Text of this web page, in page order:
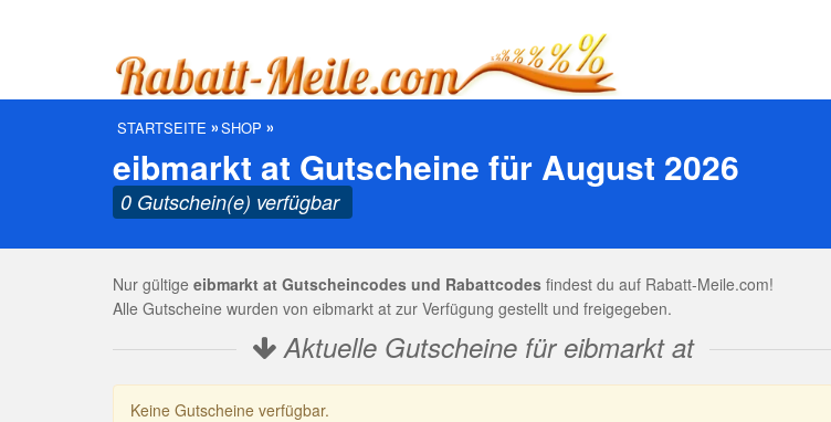
STARTSEITE SHOP
eibmarkt at Gutscheine für August 2026
0 Gutschein(e) verfügbar
Nur gültige eibmarkt at Gutscheincodes und Rabattcodes findest du auf Rabatt-Meile.com!
Alle Gutscheine wurden von eibmarkt at zur Verfügung gestellt und freigegeben.
Aktuelle Gutscheine für eibmarkt at
Keine Gutscheine verfügbar.